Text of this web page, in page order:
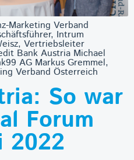
Marketing Verband
Intrum
Vertriebsleiter
Bank Austria Michael
AG Markus Gremmel,
Verband Österreich
So war
Forum
2022